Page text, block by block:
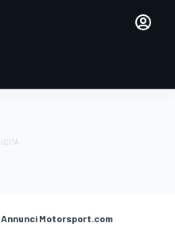
Annunci Motorsport.com